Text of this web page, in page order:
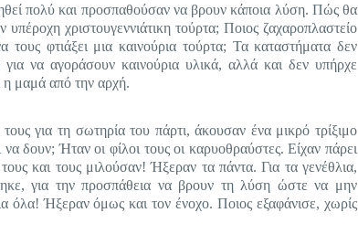
πολύ και προσπαθούσαν να βρουν κάποια λύση. Πώς θα
υπέροχη χριστουγεννιάτικη τούρτα; Ποιος ζαχαροπλαστείο
τους φτιάξει μια καινούρια τούρτα; Τα καταστήματα δεν
για να αγοράσουν καινούρια υλικά, αλλά και δεν υπήρχε
η μαμά από την αρχή.
για τη σωτηρία του πάρτι, άκουσαν ένα μικρό τρίξιμο
δουν; Ήταν οι φίλοι τους οι καρυοθραύστες. Είχαν πάρει
και τους μιλούσαν! Ήξεραν τα πάντα. Για τα γενέθλια,
για την προσπάθεια να βρουν τη λύση ώστε να μην
όλα! Ήξεραν όμως και τον ένοχο. Ποιος εξαφάνισε, χωρίς